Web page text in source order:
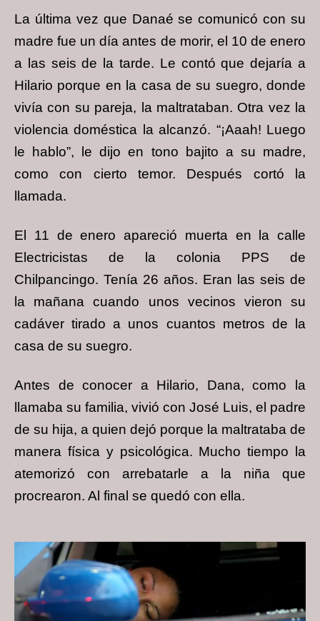
La última vez que Danaé se comunicó con su
madre fue un día antes de morir, el 10 de enero
a las seis de la tarde. Le contó que dejaría a
Hilario porque en la casa de su suegro, donde
vivía con su pareja, la maltrataban. Otra vez la
violencia doméstica la alcanzó. “¡Aaah! Luego
le hablo”, le dijo en tono bajito a su madre,
como con cierto temor. Después cortó la
llamada.
El 11 de enero apareció muerta en la calle
Electricistas de la colonia PPS de
Chilpancingo. Tenía 26 años. Eran las seis de
la mañana cuando unos vecinos vieron su
cadáver tirado a unos cuantos metros de la
casa de su suegro.
Antes de conocer a Hilario, Dana, como la
llamaba su familia, vivió con José Luis, el padre
de su hija, a quien dejó porque la maltrataba de
manera física y psicológica. Mucho tiempo la
atemorizó con arrebatarle a la niña que
procrearon. Al final se quedó con ella.